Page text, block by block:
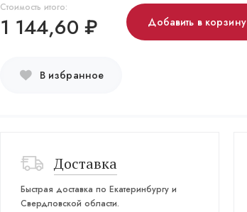
Стоимость итого:
1 144,60 ₽ Добавить в корзину
В избранное
Доставка
Быстрая доставка по Екатеринбургу и
Свердловской области.